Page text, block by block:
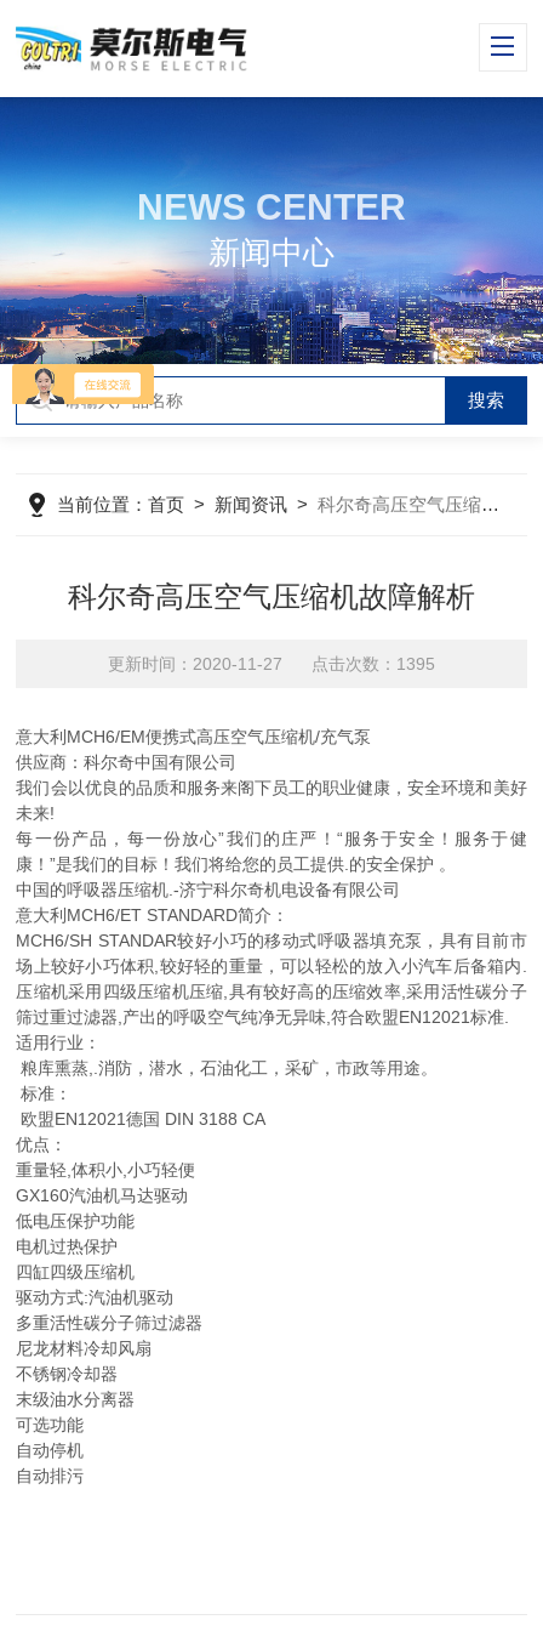
NEWS CENTER
新闻中心
当前位置：首页 > 新闻资讯 >科尔奇高压空气压缩机故障解析
科尔奇高压空气压缩机故障解析
更新时间：2020-11-27 点击次数：1395
意大利MCH6/EM便携式高压空气压缩机/充气泵
供应商：科尔奇中国有限公司
我们会以优良的品质和服务来阁下员工的职业健康，安全环境和美好
未来!
每一份产品，每一份放心”我们的庄严！“服务于安全！服务于健
康！”是我们的目标！我们将给您的员工提供.的安全保护 。
中国的呼吸器压缩机.-济宁科尔奇机电设备有限公司
意大利MCH6/ET STANDARD简介：
MCH6/SH STANDAR较好小巧的移动式呼吸器填充泵，具有目前市
场上较好小巧体积,较好轻的重量，可以轻松的放入小汽车后备箱内.
压缩机采用四级压缩机压缩,具有较好高的压缩效率,采用活性碳分子
筛过重过滤器,产出的呼吸空气纯净无异味,符合欧盟EN12021标准.
适用行业：
粮库熏蒸,.消防，潜水，石油化工，采矿，市政等用途。
标准：
欧盟EN12021德国 DIN 3188 CA
优点：
重量轻,体积小,小巧轻便
GX160汽油机马达驱动
低电压保护功能
电机过热保护
四缸四级压缩机
驱动方式:汽油机驱动
多重活性碳分子筛过滤器
尼龙材料冷却风扇
不锈钢冷却器
末级油水分离器
可选功能
自动停机
自动排污